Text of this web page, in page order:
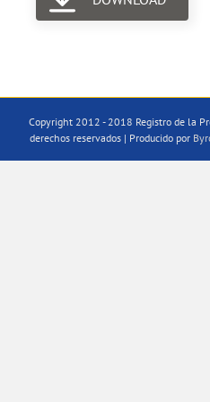
Copyright 2012 - 2018 Registro de la
derechos reservados | Producido por